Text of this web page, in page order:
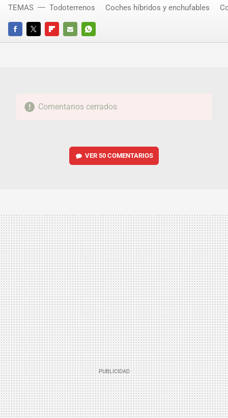
FACEBOOKTWITTERFLIPBOARD
E-
WHATSAPP
TEMAS Todoterrenos Coches híbridos y enchufables
Comentarios cerrados
VER 50 COMENTARIOS